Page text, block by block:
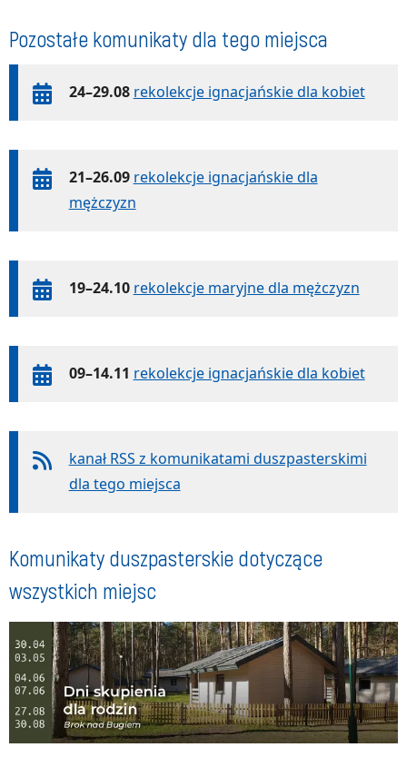
Pozostałe komunikaty dla tego miejsca
24–29.08 rekolekcje ignacjańskie dla kobiet
21–26.09 rekolekcje ignacjańskie dla
mężczyzn
19–24.10 rekolekcje maryjne dla mężczyzn
09–14.11 rekolekcje ignacjańskie dla kobiet
kanał RSS z komunikatami duszpasterskimi
dla tego miejsca
Komunikaty duszpasterskie dotyczące
wszystkich miejsc